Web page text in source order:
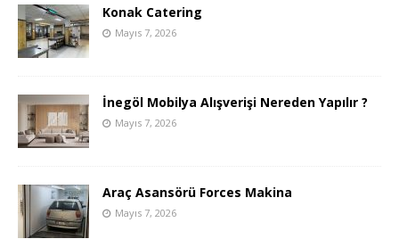
Konak Catering
Mayıs 7, 2026
İnegöl Mobilya Alışverişi Nereden Yapılır ?
Mayıs 7, 2026
Araç Asansörü Forces Makina
Mayıs 7, 2026